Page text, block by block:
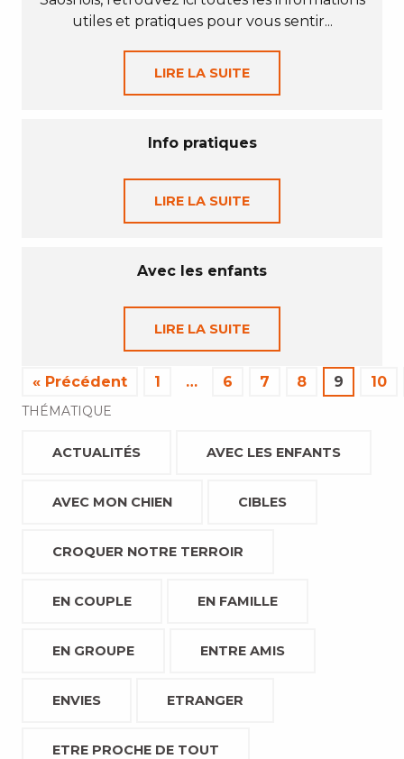
utiles et pratiques pour vous sentir...
LIRE LA SUITE
Info pratiques
LIRE LA SUITE
Avec les enfants
LIRE LA SUITE
« Précédent 1 … 6 7 8 9 10
THÉMATIQUE
ACTUALITÉS AVEC LES ENFANTS
AVEC MON CHIEN CIBLES
CROQUER NOTRE TERROIR
EN COUPLE EN FAMILLE
EN GROUPE ENTRE AMIS
ENVIES ETRANGER
ETRE PROCHE DE TOUT